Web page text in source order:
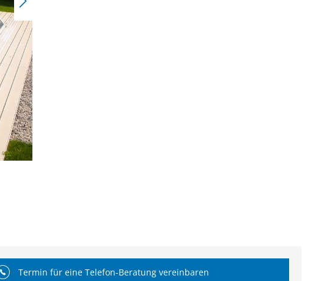
Termin für eine Telefon-Beratung vereinbaren